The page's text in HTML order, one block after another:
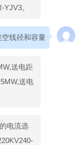
。
线径和容量
送电距
送电
电流选